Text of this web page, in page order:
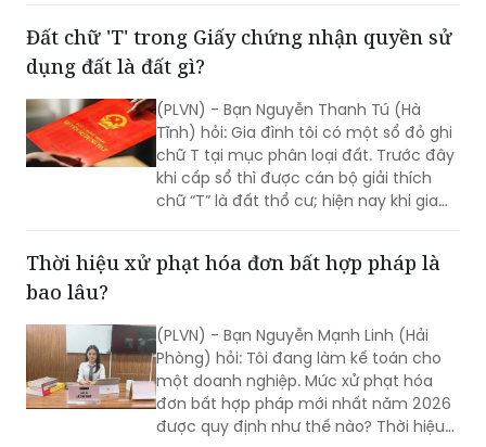
(PLVN) - Bạn Nguyễn Thanh Tú (Hà
Tĩnh) hỏi: Gia đình tôi có một sổ đỏ ghi
chữ T tại mục phân loại đất. Trước đây
khi cấp sổ thì được cán bộ giải thích
chữ “T” là đất thổ cư; hiện nay khi gia
đình tôi thực hiện đổi sổ lại giải thích
chữ “T” là đất trồng trọt? Vậy, chữ T này
phải hiểu là loại đất gì?
Thời hiệu xử phạt hóa đơn bất hợp pháp là
(PLVN) - Bạn Nguyễn Mạnh Linh (Hải
một doanh nghiệp. Mức xử phạt hóa
đơn bất hợp pháp mới nhất năm 2026
được quy định như thế nào? Thời hiệu
xử phạt hóa đơn bất hợp pháp là bao
lâu?
Giáo viên quay lại ngành sau thời gian nghỉ